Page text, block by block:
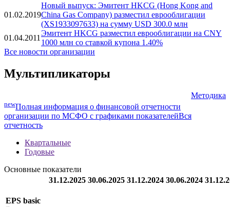
01.02.2019
Новый выпуск: Эмитент HKCG (Hong Kong and
China Gas Company) разместил еврооблигации
(XS1933097633) на сумму USD 300.0 млн
01.04.2011
Эмитент HKCG разместил еврооблигации на CNY
1000 млн со ставкой купона 1.40%
Все новости организации
Мультипликаторы
Методика
newПолная информация о финансовой отчетности
организации по МСФО с графиками показателейВся
отчетность
Квартальные
Годовые
Основные показатели
31.12.2025 30.06.2025 31.12.2024 30.06.2024
EPS basic